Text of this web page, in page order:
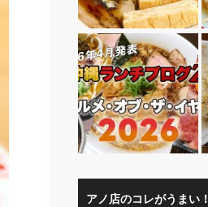
アノ店のコレがうまい！